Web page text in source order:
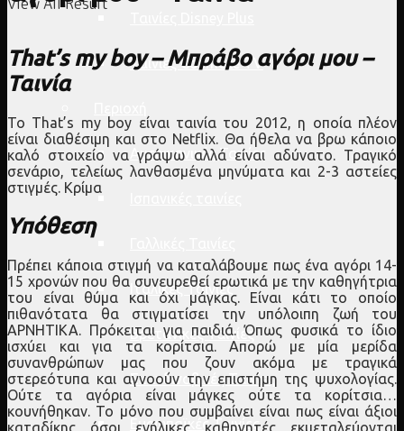
Ταινίες Cosmote TV
Αμερικανικές Ταινίες
Ιταλικές Ταινίες
Βρετανικές Ταινίες
Σκανδιναβικές Ταινίες
Ευρωπαϊκές Ταινίες
That’s my boy – Μπράβο αγόρι μου –
Ταινία
Το That’s my boy είναι ταινία του 2012, η οποία πλέον
είναι διαθέσιμη και στο Netflix. Θα ήθελα να βρω κάποιο
καλό στοιχείο να γράψω αλλά είναι αδύνατο. Τραγικό
σενάριο, τελείως λανθασμένα μηνύματα και 2-3 αστείες
στιγμές. Κρίμα
Υπόθεση
Πρέπει κάποια στιγμή να καταλάβουμε πως ένα αγόρι 14-
15 χρονών που θα συνευρεθεί ερωτικά με την καθηγήτρια
του είναι θύμα και όχι μάγκας. Είναι κάτι το οποίο
πιθανότατα θα στιγματίσει την υπόλοιπη ζωή του
ΑΡΝΗΤΙΚΑ. Πρόκειται για παιδιά. Όπως φυσικά το ίδιο
ισχύει και για τα κορίτσια. Απορώ με μία μερίδα
συνανθρώπων μας που ζουν ακόμα με τραγικά
στερεότυπα και αγνοούν την επιστήμη της ψυχολογίας.
Ούτε τα αγόρια είναι μάγκες ούτε τα κορίτσια…
κουνήθηκαν. Το μόνο που συμβαίνει είναι πως είναι άξιοι
καταδίκης όσοι ενήλικες καθηγητές εκμεταλεύονται